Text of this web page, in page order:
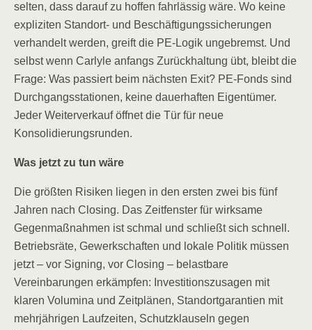
selten, dass darauf zu hoffen fahrlässig wäre. Wo keine
expliziten Standort- und Beschäftigungssicherungen
verhandelt werden, greift die PE-Logik ungebremst. Und
selbst wenn Carlyle anfangs Zurückhaltung übt, bleibt die
Frage: Was passiert beim nächsten Exit? PE-Fonds sind
Durchgangsstationen, keine dauerhaften Eigentümer.
Jeder Weiterverkauf öffnet die Tür für neue
Konsolidierungsrunden.
Was jetzt zu tun wäre
Die größten Risiken liegen in den ersten zwei bis fünf
Jahren nach Closing. Das Zeitfenster für wirksame
Gegenmaßnahmen ist schmal und schließt sich schnell.
Betriebsräte, Gewerkschaften und lokale Politik müssen
jetzt – vor Signing, vor Closing – belastbare
Vereinbarungen erkämpfen: Investitionszusagen mit
klaren Volumina und Zeitplänen, Standortgarantien mit
mehrjährigen Laufzeiten, Schutzklauseln gegen